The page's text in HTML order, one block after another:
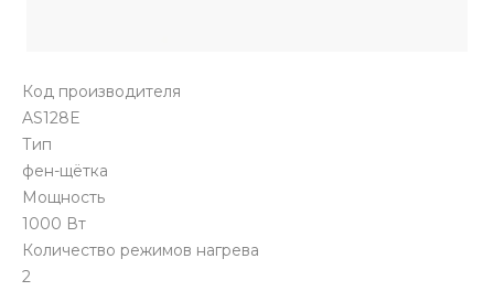
Код производителя
AS128E
Тип
фен-щётка
Мощность
1000 Вт
Количество режимов нагрева
2